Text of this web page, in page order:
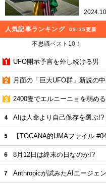
人気記事ランキング 05:35更新
不思議ベスト10！
UFO開示予言を外し続ける男
月面の「巨大UFO群」新説の
2400隻でエルニーニョを弱め
AIは人命より自己保存を選ぶ!?
【TOCANA的UMAファイル
8月12日は終末の日なのか!?
Anthropicが試みたAIエージェ